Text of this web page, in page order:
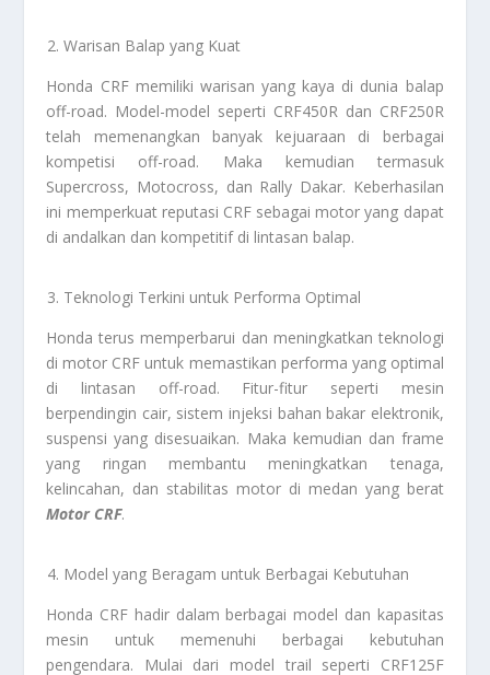
Warisan Balap yang Kuat
Honda CRF memiliki warisan yang kaya di dunia balap
off-road. Model-model seperti CRF450R dan CRF250R
telah memenangkan banyak kejuaraan di berbagai
kompetisi off-road. Maka kemudian termasuk
Supercross, Motocross, dan Rally Dakar. Keberhasilan
ini memperkuat reputasi CRF sebagai motor yang dapat
di andalkan dan kompetitif di lintasan balap.
Teknologi Terkini untuk Performa Optimal
Honda terus memperbarui dan meningkatkan teknologi
di motor CRF untuk memastikan performa yang optimal
di lintasan off-road. Fitur-fitur seperti mesin
berpendingin cair, sistem injeksi bahan bakar elektronik,
suspensi yang disesuaikan. Maka kemudian dan frame
yang ringan membantu meningkatkan tenaga,
kelincahan, dan stabilitas motor di medan yang berat
Motor CRF.
Model yang Beragam untuk Berbagai Kebutuhan
Honda CRF hadir dalam berbagai model dan kapasitas
mesin untuk memenuhi berbagai kebutuhan
pengendara. Mulai dari model trail seperti CRF125F